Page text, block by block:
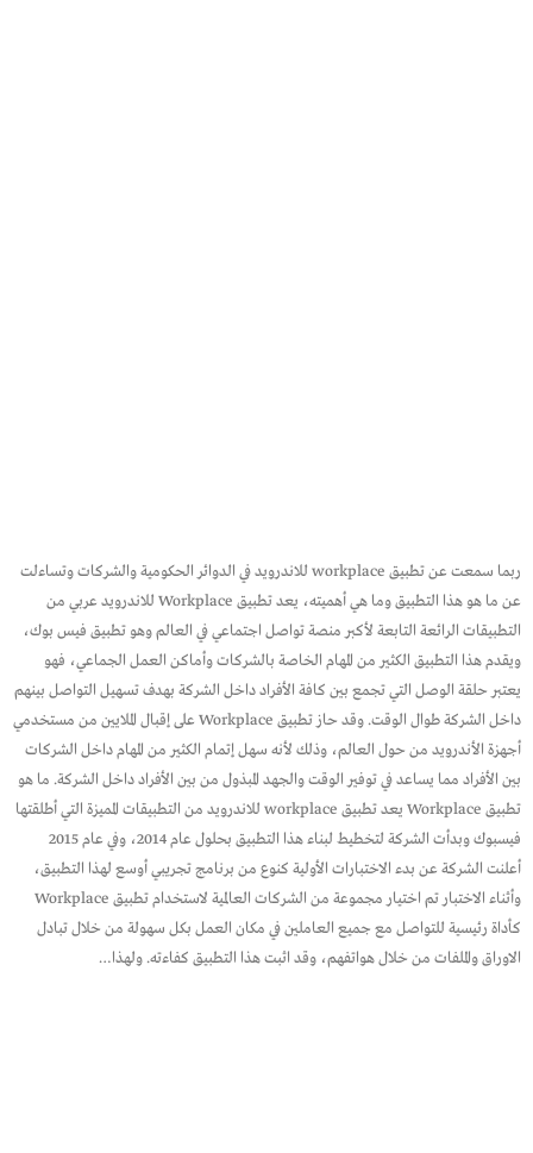
ربما سمعت عن تطبيق workplace للاندرويد في الدوائر الحكومية والشركات وتساءلت
عن ما هو هذا التطبيق وما هي أهميته، يعد تطبيق Workplace للاندرويد عربي من
التطبيقات الرائعة التابعة لأكبر منصة تواصل اجتماعي في العالم وهو تطبيق فيس بوك،
ويقدم هذا التطبيق الكثير من المهام الخاصة بالشركات وأماكن العمل الجماعي، فهو
يعتبر حلقة الوصل التي تجمع بين كافة الأفراد داخل الشركة بهدف تسهيل التواصل بينهم
داخل الشركة طوال الوقت. وقد حاز تطبيق Workplace على إقبال الملايين من مستخدمي
أجهزة الأندرويد من حول العالم، وذلك لأنه سهل إتمام الكثير من المهام داخل الشركات
بين الأفراد مما يساعد في توفير الوقت والجهد المبذول من بين الأفراد داخل الشركة. ما هو
تطبيق Workplace يعد تطبيق workplace للاندرويد من التطبيقات المميزة التي أطلقتها
فيسبوك وبدأت الشركة لتخطيط لبناء هذا التطبيق بحلول عام 2014، وفي عام 2015
أعلنت الشركة عن بدء الاختبارات الأولية كنوع من برنامج تجريبي أوسع لهذا التطبيق،
وأثناء الاختبار تم اختيار مجموعة من الشركات العالمية لاستخدام تطبيق Workplace
كأداة رئيسية للتواصل مع جميع العاملين في مكان العمل بكل سهولة من خلال تبادل
الاوراق والملفات من خلال هواتفهم، وقد اثبت هذا التطبيق كفاءته. ولهذا…